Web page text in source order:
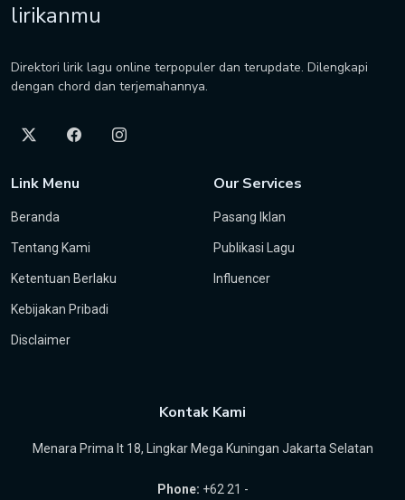
lirikanmu
Direktori lirik lagu online terpopuler dan terupdate. Dilengkapi
dengan chord dan terjemahannya.
Link Menu
Beranda
Tentang Kami
Ketentuan Berlaku
Kebijakan Pribadi
Disclaimer
Our Services
Pasang Iklan
Publikasi Lagu
Influencer
Kontak Kami
Menara Prima lt 18, Lingkar Mega Kuningan Jakarta Selatan
Phone: +62 21 -